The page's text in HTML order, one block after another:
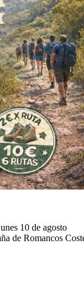
10 de agosto
de Romancos